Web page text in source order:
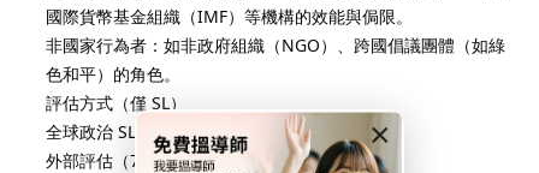
×
國際貨幣基金組織（IMF）等機構的效能與侷限。
非國家行為者：如非政府組織（NGO）、跨國倡議團體（如綠
色和平）的角色。
評估方式（僅 SL）
全球政治 SL 的評分由兩部分組成：
外部評估（75%）：